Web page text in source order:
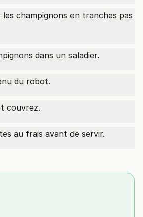
champignons en tranches pas
dans un saladier.
du robot.
couvrez.
au frais avant de servir.